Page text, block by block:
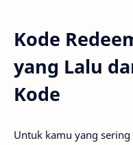
Kode
yang Lalu
Kode
Untuk kamu yang